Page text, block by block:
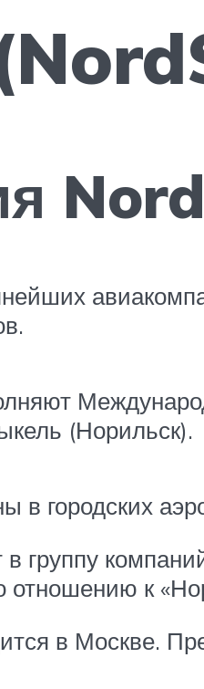
(Норильск).
городских
группу
отношению к
в Москве.